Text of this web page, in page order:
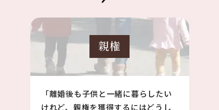
親権
「離婚後も子供と一緒に暮らしたい
けれど、親権を獲得するにはどうし